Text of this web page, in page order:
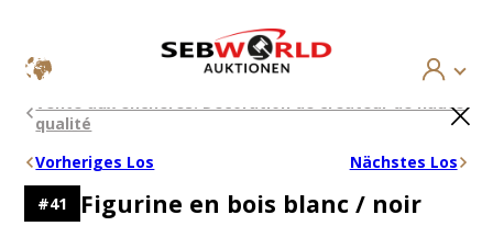
Aller
contenu
Vente aux enchères: Décoration de créateur de haute
qualité
Vorheriges Los
Nächstes Los
#41 Figurine en bois blanc / noir
×